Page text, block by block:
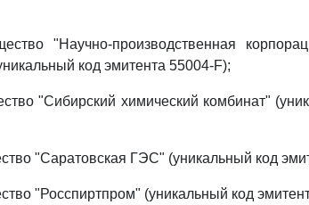
"Научно-производственная
код эмитента 55004-F);
"Сибирский химический комбинат"
"Саратовская ГЭС" (уникальный код
"Росспиртпром" (уникальный код